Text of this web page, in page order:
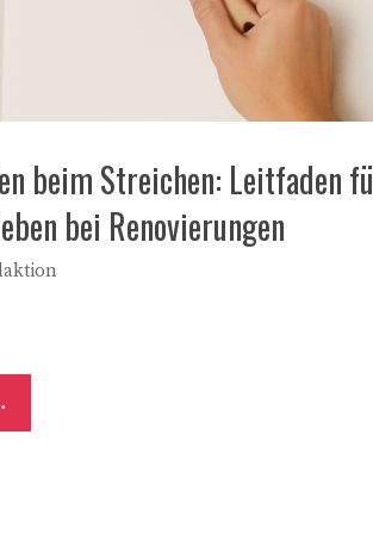
beim Streichen: Leitfaden
bei Renovierungen